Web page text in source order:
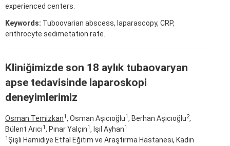
experienced centers.
Keywords: Tuboovarian abscess, laparascopy, CRP,
erithrocyte sedimetation rate.
Kliniğimizde son 18 aylık tubaovaryan
apse tedavisinde laparoskopi
deneyimlerimiz
Osman Temizkan1, Osman Aşıcıoğlu1, Berhan Aşıcıoğlu2,
Bülent Arıcı1, Pınar Yalçın1, Işıl Ayhan1
1Şişli Hamidiye Etfal Eğitim ve Araştırma Hastanesi, Kadın